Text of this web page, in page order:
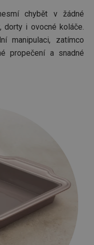
chybět v žádné
, dorty i ovocné koláče.
manipulaci, zatímco
propečení a snadné